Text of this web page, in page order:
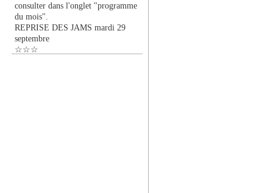
consulter dans l'onglet "programme
du mois".
REPRISE DES JAMS mardi 29
septembre
☆☆☆